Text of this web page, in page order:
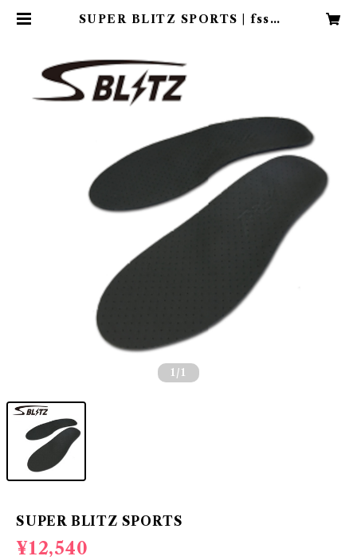
SUPER BLITZ SPORTS | fssx
1 /1
SUPER BLITZ SPORTS
¥12,540